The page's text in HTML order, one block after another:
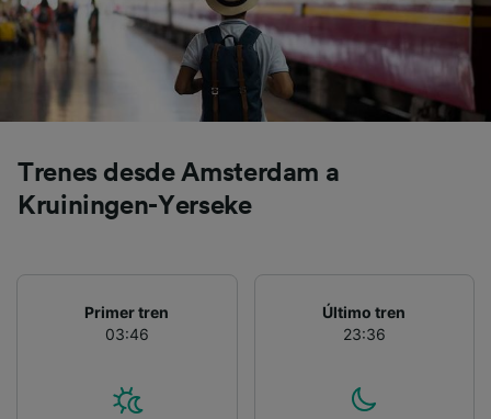
Trenes desde Amsterdam a
Kruiningen-Yerseke
Primer tren
03:46
Último tren
23:36
precisa. Analizar activamente las
características del dispositivo para su
identificación. Almacenar la información en un
dispositivo y/o acceder a ella. Publicidad y
contenido personalizados, medición de
publicidad y contenido, investigación de
Lista de asociados (proveedores)